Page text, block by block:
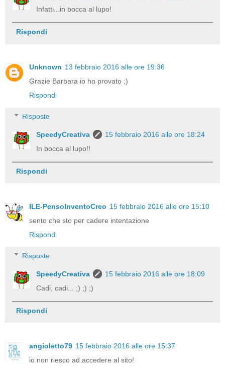
Infatti...in bocca al lupo!
Rispondi
Unknown 13 febbraio 2016 alle ore 19:36
Grazie Barbara io ho provato ;)
Rispondi
Risposte
SpeedyCreativa
15 febbraio 2016 alle ore 18:24
In bocca al lupo!!
Rispondi
ILE-PensoInventoCreo 15 febbraio 2016 alle ore 15:10
sento che sto per cadere intentazione
Rispondi
Risposte
SpeedyCreativa
15 febbraio 2016 alle ore 18:09
Cadi, cadi... ;) ;) ;)
Rispondi
angioletto79 15 febbraio 2016 alle ore 15:37
io non riesco ad accedere al sito!